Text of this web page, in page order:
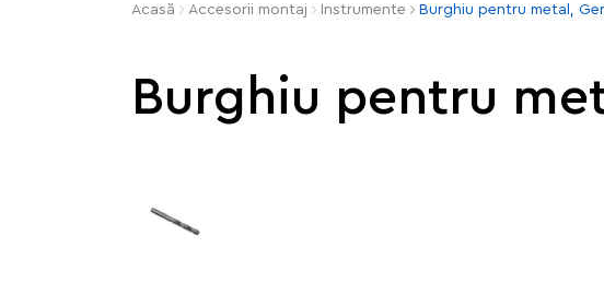
Acasă Аccesorii montaj Instrumente Burghiu pentru metal,
Burghiu pentru